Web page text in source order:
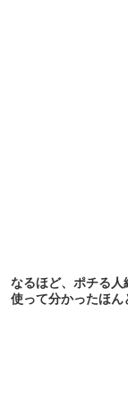
なるほど、ポチる
使って分かったほん